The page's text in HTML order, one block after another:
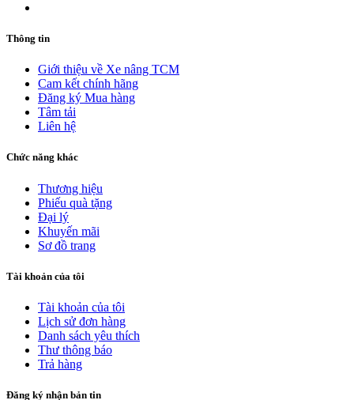
Thông tin
Giới thiệu về Xe nâng TCM
Cam kết chính hãng
Đăng ký Mua hàng
Tâm tải
Liên hệ
Chức năng khác
Thương hiệu
Phiếu quà tặng
Đại lý
Khuyến mãi
Sơ đồ trang
Tài khoản của tôi
Tài khoản của tôi
Lịch sử đơn hàng
Danh sách yêu thích
Thư thông báo
Trả hàng
Đăng ký nhận bản tin